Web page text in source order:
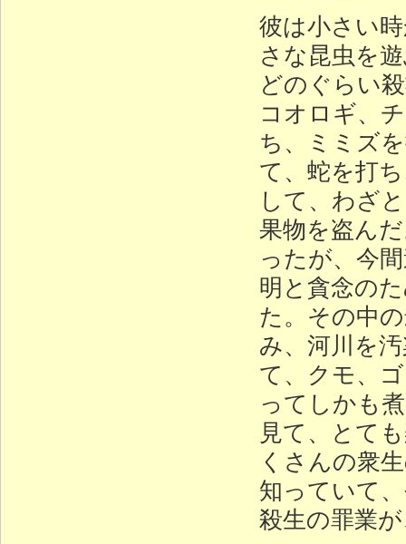
彼は小さい
さな昆虫を
どのぐらい
コオロギ、
ち、ミミズ
て、蛇を打
して、わざ
果物を盗ん
ったが、今
明と貪念の
た。その中
み、河川を
て、クモ、
ってしかも
見て、とて
くさんの衆
知っていて
殺生の罪業